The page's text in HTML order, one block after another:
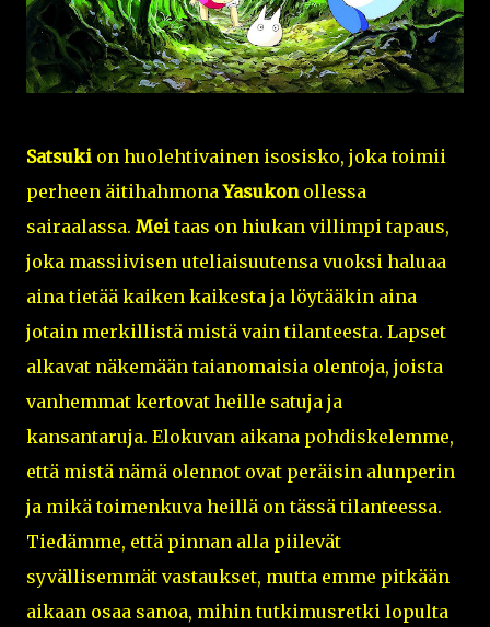
Satsuki on huolehtivainen isosisko, joka toimii
perheen äitihahmonaYasukonollessa
sairaalassa. Meitaas on hiukan villimpi tapaus,
joka massiivisen uteliaisuutensa vuoksi haluaa
aina tietää kaiken kaikesta ja löytääkin aina
jotain merkillistä mistä vain tilanteesta. Lapset
alkavat näkemään taianomaisia olentoja, joista
vanhemmat kertovat heille satuja ja
kansantaruja. Elokuvan aikana pohdiskelemme,
että mistä nämä olennot ovat peräisin alunperin
ja mikä toimenkuva heillä on tässä tilanteessa.
Tiedämme, että pinnan alla piilevät
syvällisemmät vastaukset, mutta emme pitkään
aikaan osaa sanoa, mihin tutkimusretki lopulta